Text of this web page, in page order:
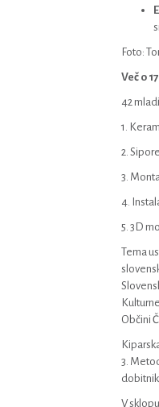
Foto:
Več o
42
1.
2.
3.
4.
5. 3D
Tema
Občini
3.
V